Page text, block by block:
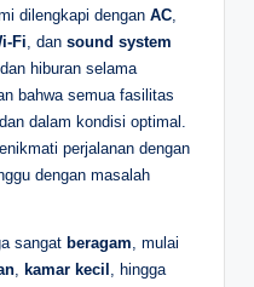
dilengkapi dengan AC,
Fi, dan sound system
hiburan selama
bahwa semua fasilitas
dalam kondisi optimal.
perjalanan dengan
dengan masalah
sangat beragam, mulai
, kamar kecil , hingga